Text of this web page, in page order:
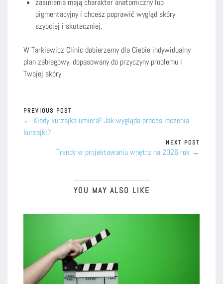
pigmentacyjny i chcesz poprawić wygląd skóry
szybciej i skuteczniej.
W Tarkiewicz Clinic dobierzemy dla Ciebie indywidualny
plan zabiegowy, dopasowany do przyczyny problemu i
Twojej skóry.
PREVIOUS POST
← Kiedy kurzajka umiera? Jak wygląda proces leczenia
kurzajki?
NEXT POST
Trendy w projektowaniu wnętrz na 2026 rok →
YOU MAY ALSO LIKE